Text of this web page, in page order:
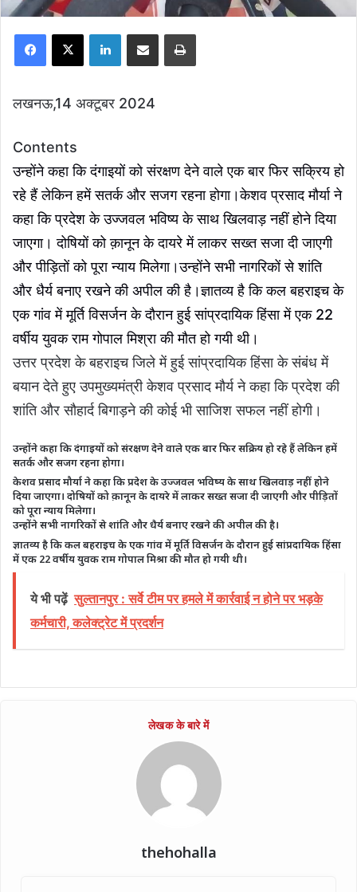
Facebook
X LinkedInShare via Email Print
लखनऊ,14 अक्टूबर 2024
Contents
उन्होंने कहा कि दंगाइयों को संरक्षण देने वाले एक बार फिर सक्रिय हो
रहे हैं लेकिन हमें सतर्क और सजग रहना होगा।केशव प्रसाद मौर्या ने
कहा कि प्रदेश के उज्जवल भविष्य के साथ खिलवाड़ नहीं होने दिया
जाएगा। दोषियों को क़ानून के दायरे में लाकर सख्त सजा दी जाएगी
और पीड़ितों को पूरा न्याय मिलेगा।उन्होंने सभी नागरिकों से शांति
और धैर्य बनाए रखने की अपील की है।ज्ञातव्य है कि कल बहराइच के
एक गांव में मूर्ति विसर्जन के दौरान हुई सांप्रदायिक हिंसा में एक 22
वर्षीय युवक राम गोपाल मिश्रा की मौत हो गयी थी।
उत्तर प्रदेश के बहराइच जिले में हुई सांप्रदायिक हिंसा के संबंध में
बयान देते हुए उपमुख्यमंत्री केशव प्रसाद मौर्य ने कहा कि प्रदेश की
शांति और सौहार्द बिगाड़ने की कोई भी साजिश सफल नहीं होगी।
उन्होंने कहा कि दंगाइयों को संरक्षण देने वाले एक बार फिर सक्रिय हो रहे हैं लेकिन हमें
सतर्क और सजग रहना होगा।
केशव प्रसाद मौर्या ने कहा कि प्रदेश के उज्जवल भविष्य के साथ खिलवाड़ नहीं होने
दिया जाएगा। दोषियों को क़ानून के दायरे में लाकर सख्त सजा दी जाएगी और पीड़ितों
को पूरा न्याय मिलेगा।
उन्होंने सभी नागरिकों से शांति और धैर्य बनाए रखने की अपील की है।
ज्ञातव्य है कि कल बहराइच के एक गांव में मूर्ति विसर्जन के दौरान हुई सांप्रदायिक हिंसा
में एक 22 वर्षीय युवक राम गोपाल मिश्रा की मौत हो गयी थी।
ये भी पढ़ें सुल्तानपुर : सर्वे टीम पर हमले में कार्रवाई न होने पर भड़के
कर्मचारी, कलेक्ट्रेट में प्रदर्शन
thehohalla